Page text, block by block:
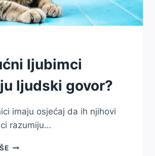
ljubimci
ljudski govor?
imaju osjećaj da ih njihovi
razumiju…
DA